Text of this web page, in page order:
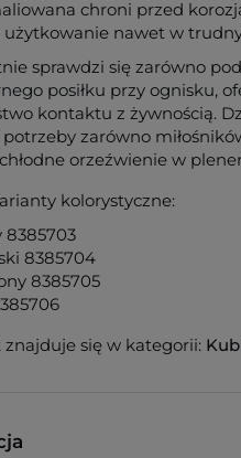
chroni przed
użytkowanie nawet w
sprawdzi się zarówno
posiłku przy ognisku,
kontaktu z żywnością.
zarówno
orzeźwienie w
kolorystyczne:
8385703
8385704
8385705
się w kategorii: